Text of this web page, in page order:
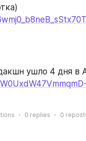
ушло 4 дня в
0 replies 0